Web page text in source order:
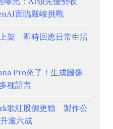
面臨嚴峻挑戰
上架 即時回應日常生活
Pro來了！生成圖像
種語言
歌紅股價更勁 製作公
逾六成